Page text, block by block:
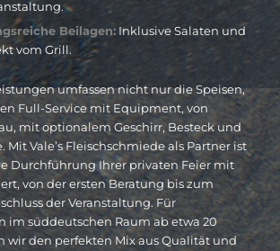
Beilagen:Inklusive Salaten und
vom Grill.
umfassen nicht nur die Speisen,
Full-Service mit Equipment, von
mit optionalem Geschirr, Besteck und
Mit Vale’s Fleischschmiede als Partner ist
Durchführung Ihrer privaten Feier mit
von der ersten Beratung bis zum
der Veranstaltung. Für
im süddeutschen Raum ab etwa 20
wir den perfekten Mix aus Qualität und